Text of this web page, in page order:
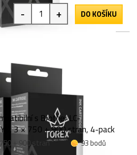
- + DO KOŠÍKU
s Brother LC-
3 × 750 + 900 stran, 4-pack
+ 900 stran
93 bodů